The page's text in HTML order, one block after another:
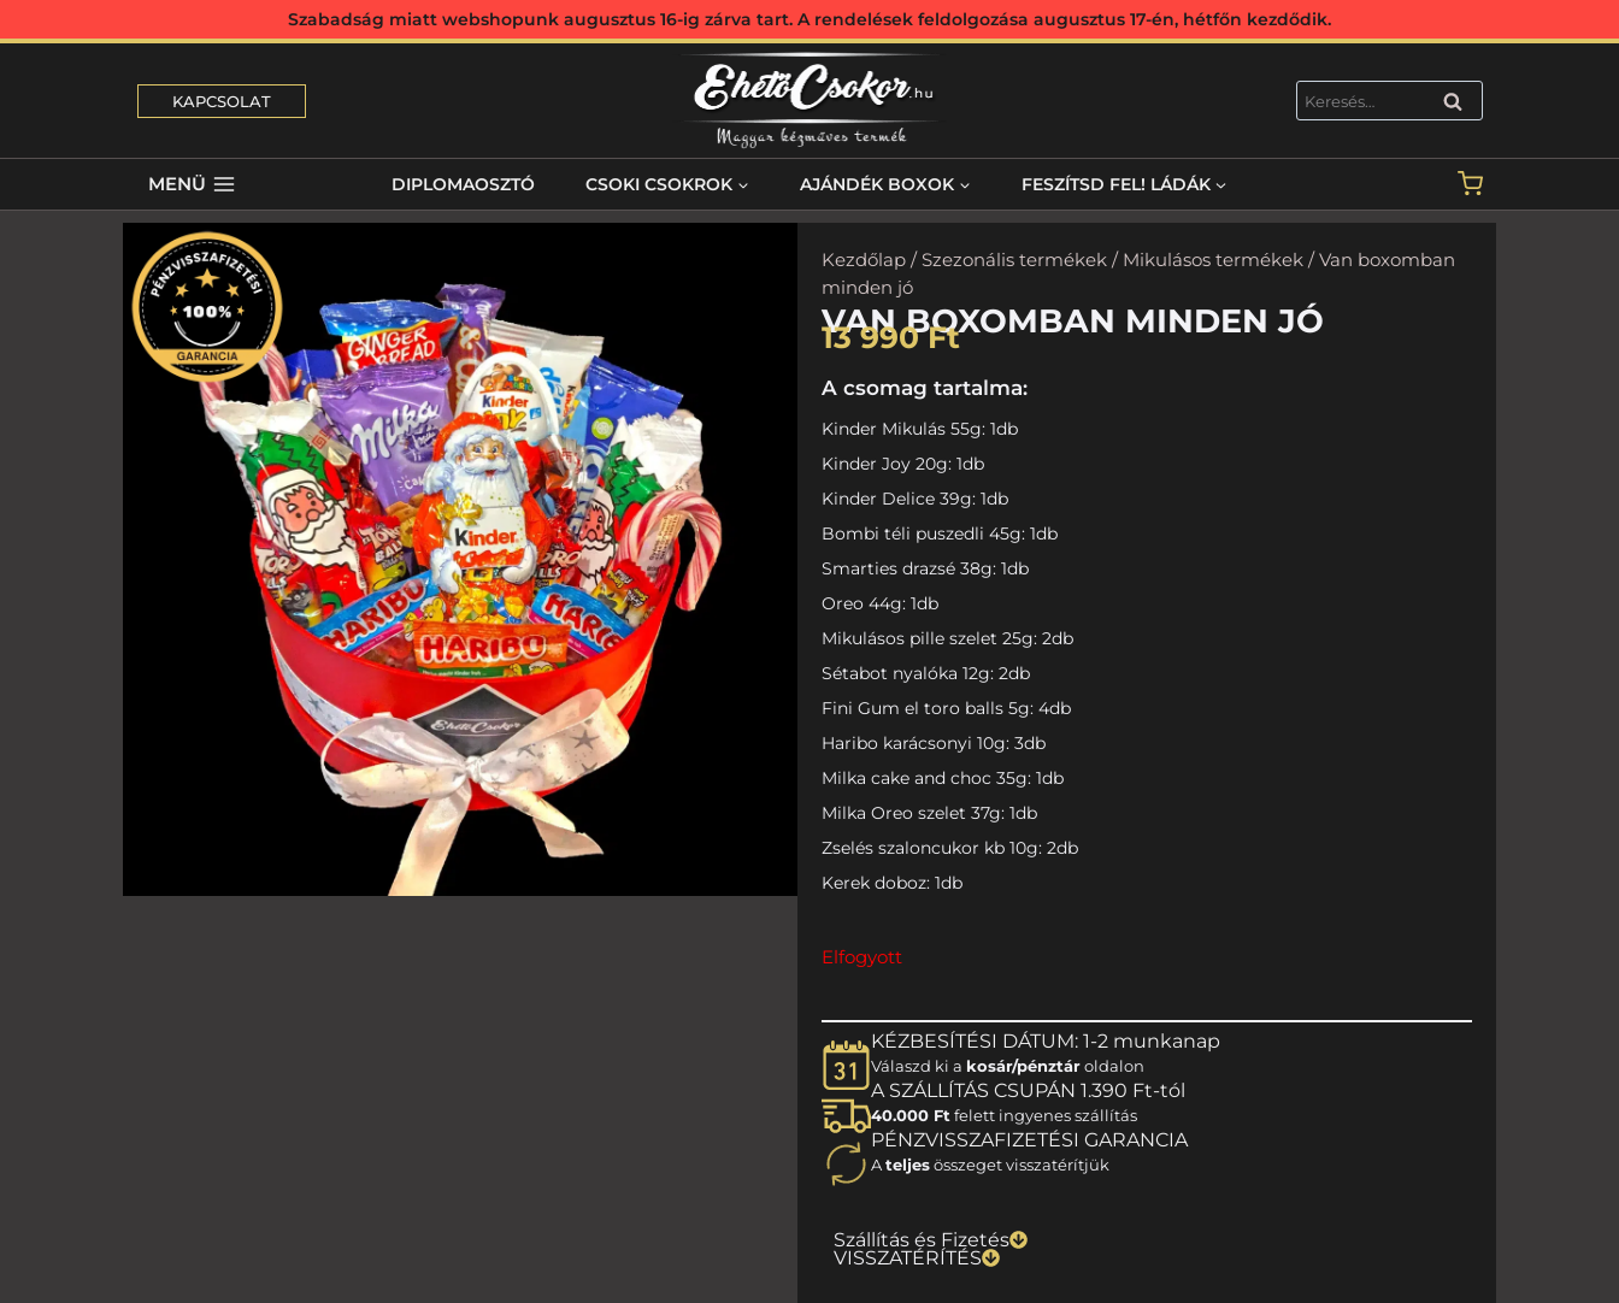
Szabadság miatt webshopunk augusztus 16-ig zárva tart. A rendelések feldolgozása augusztus 17-én, hétfőn kezdődik.
KAPCSOLAT KERESÉS
MENÜ DIPLOMAOSZTÓ CSOKI CSOKROK AJÁNDÉK BOXOK FESZÍTSD FEL! LÁDÁK
Kezdőlap/ Szezonális termékek/ Mikulásos termékek/ Van boxomban
minden jó
VAN BOXOMBAN MINDEN JÓ
13 990Ft
A csomag tartalma:
Kinder Mikulás 55g: 1db
Kinder Joy 20g: 1db
Kinder Delice 39g: 1db
Bombi téli puszedli 45g: 1db
Smarties drazsé 38g: 1db
Oreo 44g: 1db
Mikulásos pille szelet 25g: 2db
Sétabot nyalóka 12g: 2db
Fini Gum el toro balls 5g: 4db
Haribo karácsonyi 10g: 3db
Milka cake and choc 35g: 1db
Milka Oreo szelet 37g: 1db
Zselés szaloncukor kb 10g: 2db
Kerek doboz: 1db
Elfogyott
KÉZBESÍTÉSI DÁTUM: 1-2 munkanap
Válaszd ki a kosár/pénztároldalon
A SZÁLLÍTÁS CSUPÁN 1.390 Ft-tól
40.000 Ft felett ingyenes szállítás
PÉNZVISSZAFIZETÉSI GARANCIA
Ateljesösszeget visszatérítjük
Szállítás és Fizetés
VISSZATÉRÍTÉS